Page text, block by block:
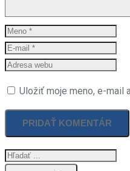
Uložiť moje meno, e-mail